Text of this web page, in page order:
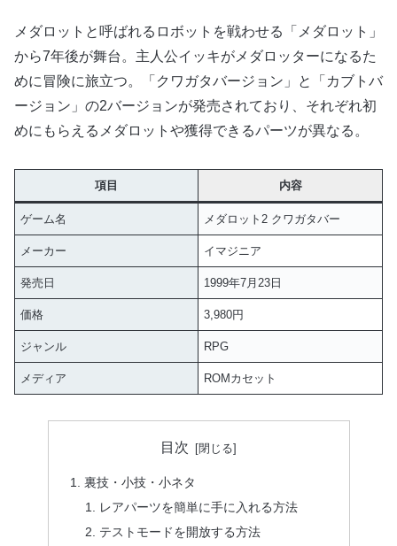
メダロットと呼ばれるロボットを戦わせる「メダロット」
から7年後が舞台。主人公イッキがメダロッターになるた
めに冒険に旅立つ。「クワガタバージョン」と「カブトバ
ージョン」の2バージョンが発売されており、それぞれ初
めにもらえるメダロットや獲得できるパーツが異なる。
項目 内容
ゲーム名 メダロット2 クワガタバー
メーカー イマジニア
発売日 1999年7月23日
価格 3,980円
ジャンル RPG
メディア ROMカセット
目次
裏技・小技・小ネタ
レアパーツを簡単に手に入れる方法
テストモードを開放する方法